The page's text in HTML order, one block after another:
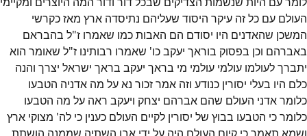
העולם עם כל זה עיקר היסוד שעליהם נתיסדה ארץ מאז כקרשי
המשכן שהאדנים היו יסודם הם האבות כמו שאמרו ז"ל בהבראם
באברהם וכן בפסוק בוראך יעקב כו' שאמרו רבותינו ז"ל שאומר הוא
יתברך לעולמו עולמי עולמי מי בראך יעקב בראך ישראל יצרך והנה
כלם היו בעלי יסורין כנודע וזה אמר זכור נא על מה אדניה הטבעו
כלומר אדני העולם שהם אברהם יצחק ויעקב ראה על מה הטבעו
כלומר כי הטבעו בבוץ של יסורין לקיים העולם כענין כי לה' מצוקי ארץ